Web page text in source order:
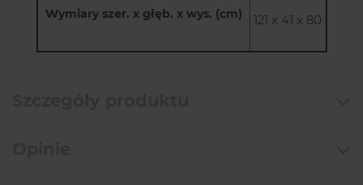
Wymiary szer. x głęb. x wys. (cm) 121 x 41 x 80